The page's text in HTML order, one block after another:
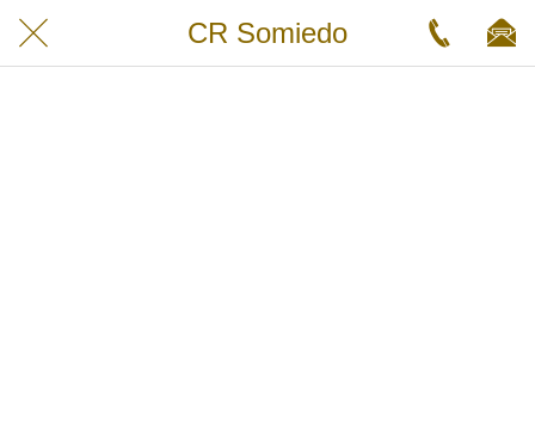
CR Somiedo